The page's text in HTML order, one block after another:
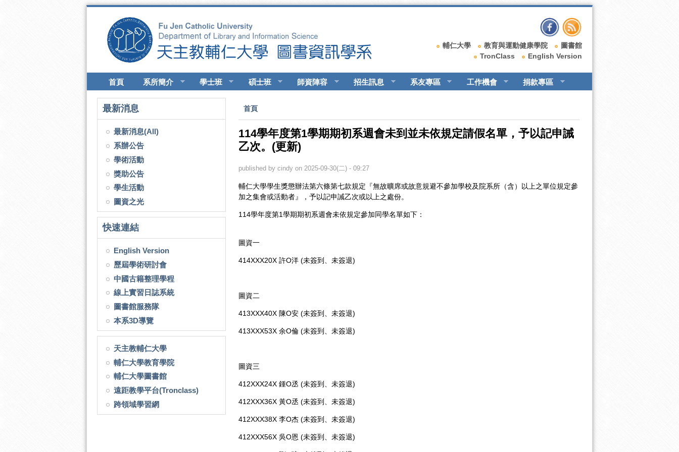
輔仁大學 教育與運動健康學院
圖書館
TronClass
English Version
首頁 系所簡介 學士班 碩士班 師資陣容 招生訊息 系友專區 工作機會 捐款專區
最新消息
最新消息(All)
系辦公告
學術活動
獎助公告
學生活動
圖資之光
快速連結
English Version
歷屆學術研討會
中國古籍整理學程
線上實習日誌系統
圖書館服務隊
本系3D導覽
天主教輔仁大學
輔仁大學教育學院
輔仁大學圖書館
遠距教學平台(Tronclass)
跨領域學習網
您在這裡
首頁
114學年度第1學期期初系週會未到並未依規定請假名單，予以記申誡
乙次。(更新)
published by cindyon 2025-09-30(二) - 09:27
輔仁大學學生獎懲辦法第六條第七款規定『無故曠席或故意規避不參加學校及院系所（含）以上之單位規定參
加之集會或活動者』，予以記申誡乙次或以上之處份。
114學年度第1學期期初系週會未依規定參加同學名單如下：
圖資一
414XXX20X 許O洋 (未簽到、未簽退)
圖資二
413XXX40X 陳O安 (未簽到、未簽退)
413XXX53X 余O倫 (未簽到、未簽退)
圖資三
412XXX24X 鍾O丞 (未簽到、未簽退)
412XXX36X 黃O丞 (未簽到、未簽退)
412XXX38X 李O杰 (未簽到、未簽退)
412XXX56X 吳O恩 (未簽到、未簽退)